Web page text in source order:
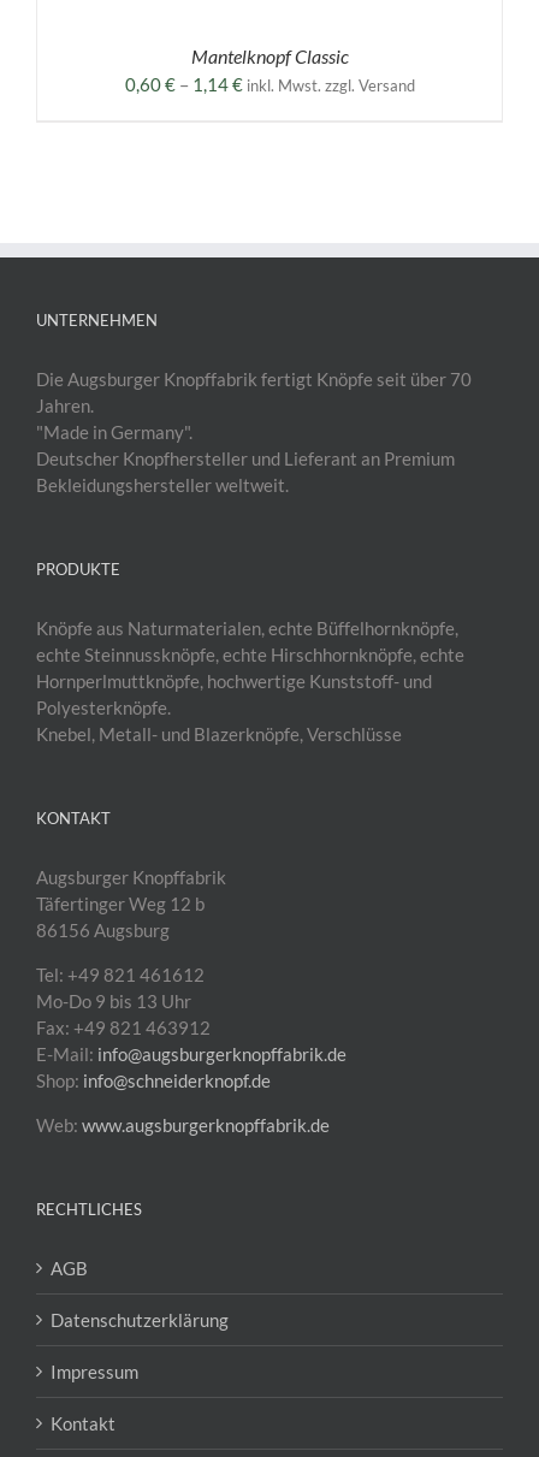
Mantelknopf Classic
0,60€ – 1,14€Preisspanne:
inkl. Mwst. zzgl. Versand
UNTERNEHMEN
Die Augsburger Knopffabrik fertigt Knöpfe seit über 70
Jahren.
"Made in Germany".
Deutscher Knopfhersteller und Lieferant an Premium
Bekleidungshersteller weltweit.
PRODUKTE
Knöpfe aus Naturmaterialen, echte Büffelhornknöpfe,
echte Steinnussknöpfe, echte Hirschhornknöpfe, echte
Hornperlmuttknöpfe, hochwertige Kunststoff- und
Polyesterknöpfe.
Knebel, Metall- und Blazerknöpfe, Verschlüsse
KONTAKT
Augsburger Knopffabrik
Täfertinger Weg 12 b
86156 Augsburg
Tel: +49 821 461612
Mo-Do 9 bis 13 Uhr
Fax: +49 821 463912
E-Mail: info@augsburgerknopffabrik.de
Shop: info@schneiderknopf.de
Web: www.augsburgerknopffabrik.de
RECHTLICHES
AGB
Datenschutzerklärung
Impressum
Kontakt